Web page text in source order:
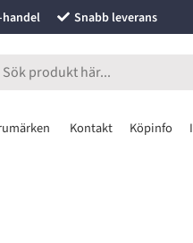
handel Snabb leverans
Kontakt Köpinfo